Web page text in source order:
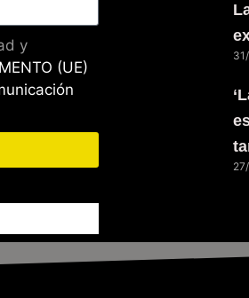
y
(UE)